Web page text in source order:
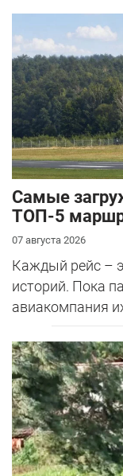
Самые
ТОП-5
07 августа 2026
Каждый рейс –
историй. Пока
авиакомпания